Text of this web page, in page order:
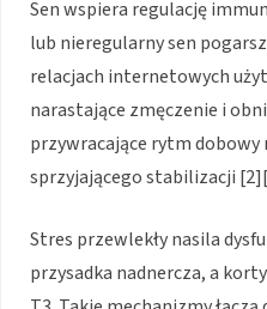
Sen wspiera regulację
lub nieregularny sen
relacjach internetowych
narastające zmęczenie i
przywracające rytm
sprzyjającego stabilizacji
Stres przewlekły nasila
przysadka nadnercza, a